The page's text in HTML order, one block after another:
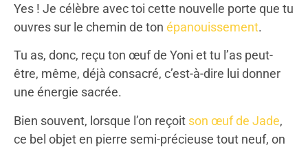
Yes ! Je célèbre avec toi cette nouvelle porte que tu
ouvres sur le chemin de ton épanouissement.
Tu as, donc, reçu ton œuf de Yoni et tu l’as peut-
être, même, déjà consacré, c’est-à-dire lui donner
une énergie sacrée.
Bien souvent, lorsque l’on reçoit son œuf de Jade,
ce bel objet en pierre semi-précieuse tout neuf, on